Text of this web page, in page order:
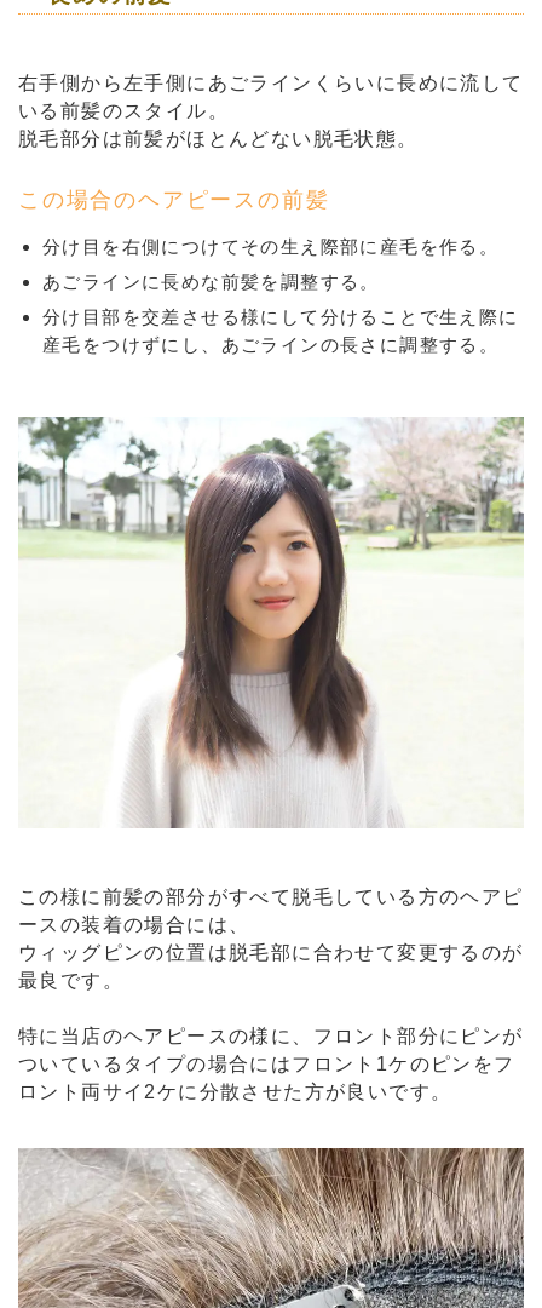
右手側から左手側にあごラインくらいに長めに流して
いる前髪のスタイル。
脱毛部分は前髪がほとんどない脱毛状態。
この場合のヘアピースの前髪
分け目を右側につけてその生え際部に産毛を作る。
あごラインに長めな前髪を調整する。
分け目部を交差させる様にして分けることで生え際に
産毛をつけずにし、あごラインの長さに調整する。
この様に前髪の部分がすべて脱毛している方のヘアピ
ースの装着の場合には、
ウィッグピンの位置は脱毛部に合わせて変更するのが
最良です。
特に当店のヘアピースの様に、フロント部分にピンが
ついているタイプの場合にはフロント1ケのピンをフ
ロント両サイ2ケに分散させた方が良いです。